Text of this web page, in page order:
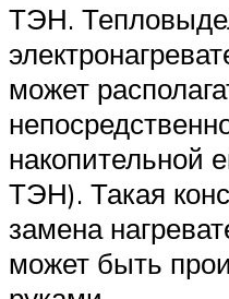
ТЭН.
может
накопительной
ТЭН). Такая
замена
может быть